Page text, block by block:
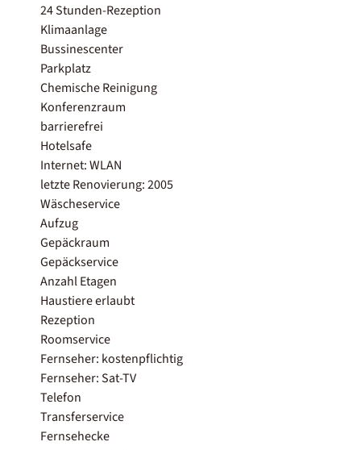
24 Stunden-Rezeption
Klimaanlage
Bussinescenter
Parkplatz
Chemische Reinigung
Konferenzraum
barrierefrei
Hotelsafe
Internet: WLAN
letzte Renovierung: 2005
Wäscheservice
Aufzug
Gepäckraum
Gepäckservice
Anzahl Etagen
Haustiere erlaubt
Rezeption
Roomservice
Fernseher: kostenpflichtig
Fernseher: Sat-TV
Telefon
Transferservice
Fernsehecke